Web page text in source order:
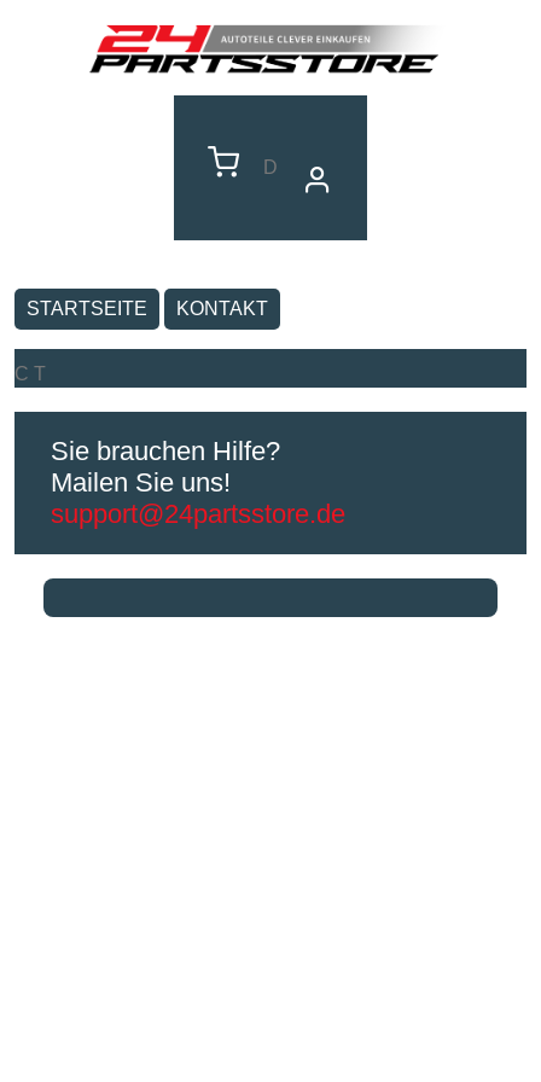
D
STARTSEITE KONTAKT
C T
Sie brauchen Hilfe?
Mailen Sie uns!
support@24partsstore.de